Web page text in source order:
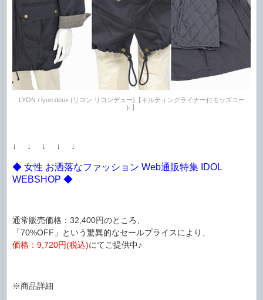
LYON / lyon deux (リヨン リヨンデュー)【キルティングライナー付モッズコー
ト】
↓ ↓ ↓ ↓ ↓
◆ 女性 お洒落なファッション Web通販特集 IDOL
WEBSHOP ◆
通常販売価格：32,400円のところ、
「70%OFF」という驚異的なセールプライスにより、
価格：9,720円(税込)にてご提供中♪
※商品詳細